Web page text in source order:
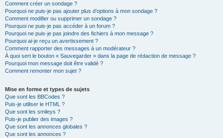
Comment créer un sondage ?
Pourquoi ne puis-je pas ajouter plus d’options à mon sondage ?
Comment modifier ou supprimer un sondage ?
Pourquoi ne puis-je pas accéder à un forum ?
Pourquoi ne puis-je pas joindre des fichiers à mon message ?
Pourquoi ai-je reçu un avertissement ?
Comment rapporter des messages à un modérateur ?
À quoi sert le bouton « Sauvegarder » dans la page de rédaction de message ?
Pourquoi mon message doit être validé ?
Comment remonter mon sujet ?
Mise en forme et types de sujets
Que sont les BBCodes ?
Puis-je utiliser le HTML ?
Que sont les smileys ?
Puis-je publier des images ?
Que sont les annonces globales ?
Que sont les annonces ?